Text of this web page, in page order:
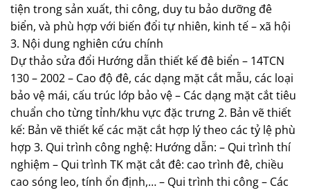
tiện trong sản xuất, thi công, duy tu bảo dưỡng đê
biển, và phù hợp với biến đổi tự nhiên, kinh tế – xã hội
3. Nội dung nghiên cứu chính
Dự thảo sửa đổi Hướng dẫn thiết kế đê biển – 14TCN
130 – 2002 – Cao độ đê, các dạng mặt cắt mẫu, các loại
bảo vệ mái, cấu trúc lớp bảo vệ – Các dạng mặt cắt tiêu
chuẩn cho từng tỉnh/khu vực đặc trưng 2. Bản vẽ thiết
kế: Bản vẽ thiết kế các mặt cắt hợp lý theo các tỷ lệ phù
hợp 3. Qui trình công nghệ: Hướng dẫn: – Qui trình thí
nghiệm – Qui trình TK mặt cắt đê: cao trình đê, chiều
cao sóng leo, tính ổn định,… – Qui trình thi công – Các